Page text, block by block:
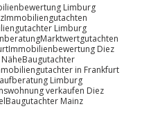
Limburg
Immobiliengutachten
Limburg
Marktwertgutachten
Immobilienbewertung Diez
Baugutachter
in Frankfurt
Limburg
verkaufen Diez
Baugutachter Mainz